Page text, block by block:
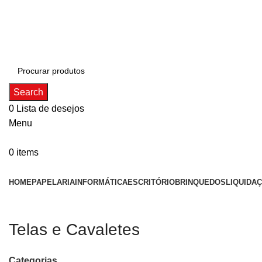
Search
0 Lista de desejos
Menu
0 items
HOMEPAPELARIA INFORMÁTICAESCRITÓRIOBRINQUEDOS
Telas e Cavaletes